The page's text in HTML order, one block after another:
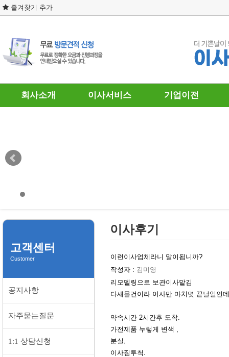
즐겨찾기 추가
회사소개 이사서비스 기업이전
고객센터
Customer
공지사항
자주묻는질문
1:1 상담신청
이사후기
이런이사업체라니 말이됩니까?
작성자 : 김미영
리모델링으로 보관이사맡김
다새물건이라 이사만 마치몃 끝날일인데
약속시간 2시간후 도착.
가전제품 누렇게 변색 ,
분실,
이사짐투척.